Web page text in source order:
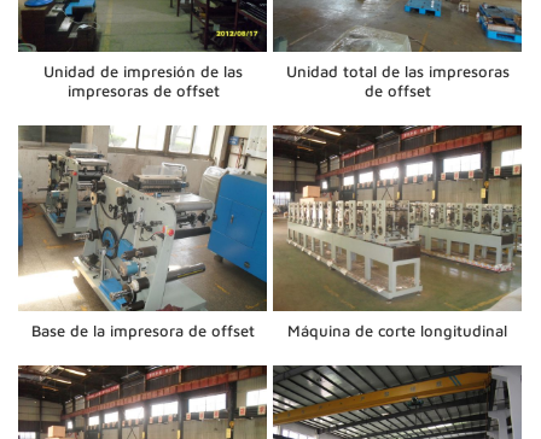
Unidad de impresión de las
impresoras de offset
Unidad total de las impresoras
de offset
Base de la impresora de offset Máquina de corte longitudinal